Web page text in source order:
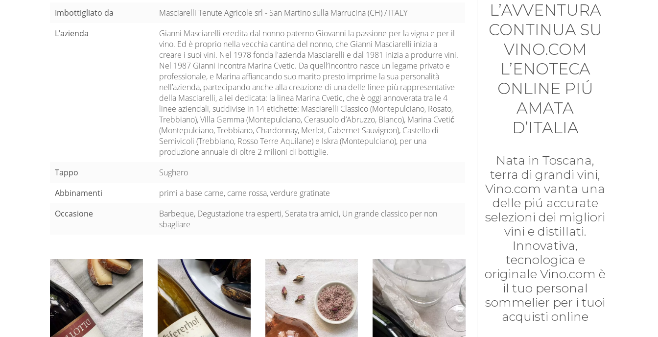
Imbottigliato da
Masciarelli Tenute Agricole srl - San Martino sulla Marrucina (CH) / ITALY
L’azienda
Gianni Masciarelli eredita dal nonno paterno Giovanni la passione per la vigna e per il
vino. Ed è proprio nella vecchia cantina del nonno, che Gianni Masciarelli inizia a
creare i suoi vini. Nel 1978 fonda l'azienda Masciarelli e dal 1981 inizia a produrre vini.
Nel 1987 Gianni incontra Marina Cvetic. Da quell’incontro nasce un legame privato e
professionale, e Marina affiancando suo marito presto imprime la sua personalità
nell’azienda, partecipando anche alla creazione di una delle linee più rappresentative
della Masciarelli, a lei dedicata: la linea Marina Cvetic, che è oggi annoverata tra le 4
linee aziendali, suddivise in 14 etichette: Masciarelli Classico (Montepulciano, Rosato,
Trebbiano), Villa Gemma (Montepulciano, Cerasuolo d’Abruzzo, Bianco), Marina Cvetić
(Montepulciano, Trebbiano, Chardonnay, Merlot, Cabernet Sauvignon), Castello di
Semivicoli (Trebbiano, Rosso Terre Aquilane) e Iskra (Montepulciano), per una
produzione annuale di oltre 2 milioni di bottiglie.
Tappo
Sughero
Abbinamenti
primi a base carne, carne rossa, verdure gratinate
Occasione
Barbeque, Degustazione tra esperti, Serata tra amici, Un grande classico per non
sbagliare
L’AVVENTURA
CONTINUA SU
VINO.COM
L’ENOTECA
ONLINE PIÚ
AMATA
D’ITALIA
Nata in Toscana,
terra di grandi vini,
Vino.com vanta una
delle piú accurate
selezioni dei migliori
vini e distillati.
Innovativa,
tecnologica e
originale Vino.com è
il tuo personal
sommelier per i tuoi
acquisti online